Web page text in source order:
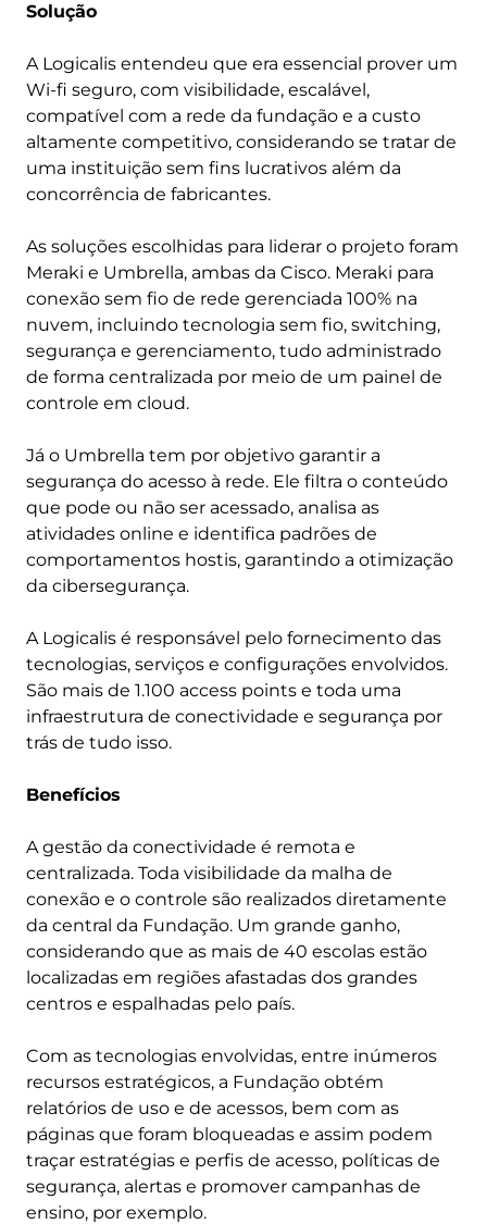
Solução
A Logicalis entendeu que era essencial prover um
Wi-fi seguro, com visibilidade, escalável,
compatível com a rede da fundação e a custo
altamente competitivo, considerando se tratar de
uma instituição sem fins lucrativos além da
concorrência de fabricantes.
As soluções escolhidas para liderar o projeto foram
Meraki e Umbrella, ambas da Cisco. Meraki para
conexão sem fio de rede gerenciada 100% na
nuvem, incluindo tecnologia sem fio, switching,
segurança e gerenciamento, tudo administrado
de forma centralizada por meio de um painel de
controle em cloud.
Já o Umbrella tem por objetivo garantir a
segurança do acesso à rede. Ele filtra o conteúdo
que pode ou não ser acessado, analisa as
atividades online e identifica padrões de
comportamentos hostis, garantindo a otimização
da cibersegurança.
A Logicalis é responsável pelo fornecimento das
tecnologias, serviços e configurações envolvidos.
São mais de 1.100 access points e toda uma
infraestrutura de conectividade e segurança por
trás de tudo isso.
Benefícios
A gestão da conectividade é remota e
centralizada. Toda visibilidade da malha de
conexão e o controle são realizados diretamente
da central da Fundação. Um grande ganho,
considerando que as mais de 40 escolas estão
localizadas em regiões afastadas dos grandes
centros e espalhadas pelo país.
Com as tecnologias envolvidas, entre inúmeros
recursos estratégicos, a Fundação obtém
relatórios de uso e de acessos, bem com as
páginas que foram bloqueadas e assim podem
traçar estratégias e perfis de acesso, políticas de
segurança, alertas e promover campanhas de
ensino, por exemplo.